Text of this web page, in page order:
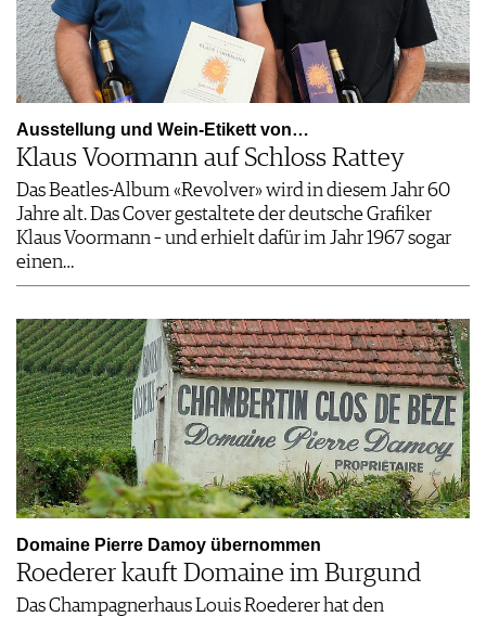
Ausstellung und Wein-Etikett von…
Klaus Voormann auf Schloss Rattey
Das Beatles-Album «Revolver» wird in diesem Jahr 60
Jahre alt. Das Cover gestaltete der deutsche Grafiker
Klaus Voormann – und erhielt dafür im Jahr 1967 sogar
einen…
Domaine Pierre Damoy übernommen
Roederer kauft Domaine im Burgund
Das Champagnerhaus Louis Roederer hat den